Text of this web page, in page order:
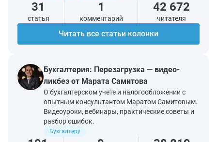
31
статья
1
комментарий
42 672
читателя
Читать все статьи колонки
Бухгалтерия: Перезагрузка — видео-
ликбез от Марата Самитова
О бухгалтерском учете и налогообложении с
опытным консультантом Маратом Самитовым.
Видеоуроки, вебинары, практические советы и
разбор ошибок.
Бухгалтеру